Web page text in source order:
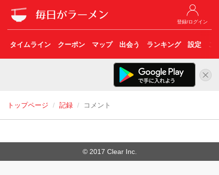
登録/ログイン
タイムライン クーポン マップ 出会う ランキング 設定 こ
トップページ 記録 コメント
© 2017 Clear Inc.